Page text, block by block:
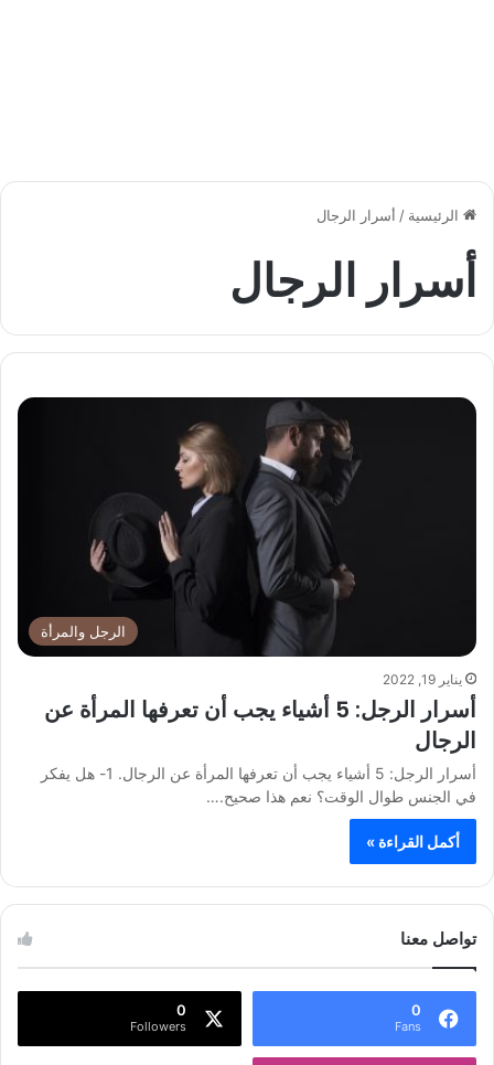
الرئيسية / أسرار الرجال
أسرار الرجال
الرجل والمرأة
يناير 19, 2022
أسرار الرجل: 5 أشياء يجب أن تعرفها المرأة عن
الرجال
أسرار الرجل: 5 أشياء يجب أن تعرفها المرأة عن الرجال. 1- هل يفكر
في الجنس طوال الوقت؟ نعم هذا صحيح.…
أكمل القراءة »
تواصل معنا
0
Fans
0
Followers